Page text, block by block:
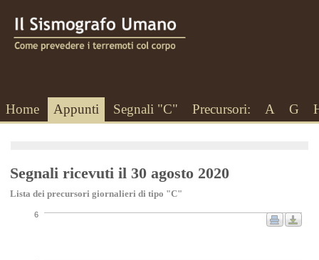
Home Appunti Segnali "C" Precursori: A G
Segnali ricevuti il 30 agosto 2020
Lista dei precursori giornalieri di tipo "C"
6